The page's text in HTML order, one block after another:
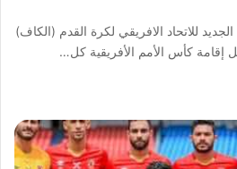
للاتحاد الافريقي لكرة القدم (الكاف)
إقامة كأس الأمم الأفريقية كل…